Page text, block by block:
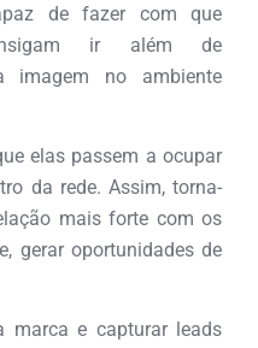
de fazer com que
ir além de
imagem no ambiente
elas passem a ocupar
da rede. Assim, torna-
mais forte com os
gerar oportunidades de
marca e capturar leads